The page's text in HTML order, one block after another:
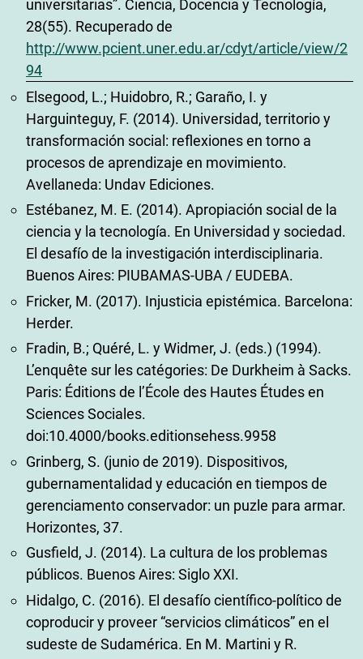
universitarias”. Ciencia, Docencia y Tecnología,
28(55). Recuperado de
http://www.pcient.uner.edu.ar/cdyt/article/view/2
94
Elsegood, L.; Huidobro, R.; Garaño, I. y
Harguinteguy, F. (2014). Universidad, territorio y
transformación social: reflexiones en torno a
procesos de aprendizaje en movimiento.
Avellaneda: Undav Ediciones.
Estébanez, M. E. (2014). Apropiación social de la
ciencia y la tecnología. En Universidad y sociedad.
El desafío de la investigación interdisciplinaria.
Buenos Aires: PIUBAMAS-UBA / EUDEBA.
Fricker, M. (2017). Injusticia epistémica. Barcelona:
Herder.
Fradin, B.; Quéré, L. y Widmer, J. (eds.) (1994).
L’enquête sur les catégories: De Durkheim à Sacks.
Paris: Éditions de l’École des Hautes Études en
Sciences Sociales.
doi:10.4000/books.editionsehess.9958
Grinberg, S. (junio de 2019). Dispositivos,
gubernamentalidad y educación en tiempos de
gerenciamento conservador: un puzle para armar.
Horizontes, 37.
Gusfield, J. (2014). La cultura de los problemas
públicos. Buenos Aires: Siglo XXI.
Hidalgo, C. (2016). El desafío científico-político de
coproducir y proveer “servicios climáticos” en el
sudeste de Sudamérica. En M. Martini y R.